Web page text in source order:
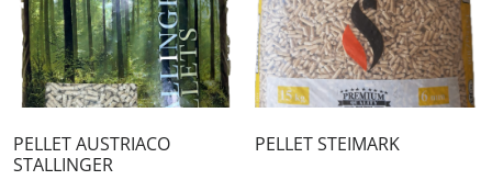
PELLET AUSTRIACO
STALLINGER
PELLET STEIMARK